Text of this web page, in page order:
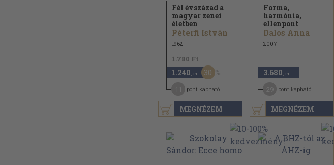
MEGNÉZEM
Fél évszázad a
magyar zenei
életben
Péterfi István
1962
1.780 Ft
1.240 ,-Ft 30
pont kapható
MEGNÉZEM
Forma,
harmónia,
ellenpont
Dalos Anna
2007
3.680 ,-Ft
pont kapható